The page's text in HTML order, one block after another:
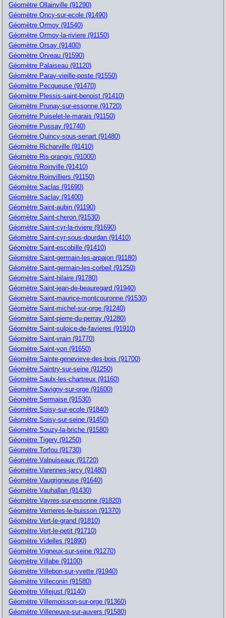
Géomètre Ollainville (91290)
Géomètre Oncy-sur-ecole (91490)
Géomètre Ormoy (91540)
Géomètre Ormoy-la-riviere (91150)
Géomètre Orsay (91400)
Géomètre Orveau (91590)
Géomètre Palaiseau (91120)
Géomètre Paray-vieille-poste (91550)
Géomètre Pecqueuse (91470)
Géomètre Plessis-saint-benoist (91410)
Géomètre Prunay-sur-essonne (91720)
Géomètre Puiselet-le-marais (91150)
Géomètre Pussay (91740)
Géomètre Quincy-sous-senart (91480)
Géomètre Richarville (91410)
Géomètre Ris-orangis (91000)
Géomètre Roinville (91410)
Géomètre Roinvilliers (91150)
Géomètre Saclas (91690)
Géomètre Saclay (91400)
Géomètre Saint-aubin (91190)
Géomètre Saint-cheron (91530)
Géomètre Saint-cyr-la-riviere (91690)
Géomètre Saint-cyr-sous-dourdan (91410)
Géomètre Saint-escobille (91410)
Géomètre Saint-germain-les-arpajon (91180)
Géomètre Saint-germain-les-corbeil (91250)
Géomètre Saint-hilaire (91780)
Géomètre Saint-jean-de-beauregard (91940)
Géomètre Saint-maurice-montcouronne (91530)
Géomètre Saint-michel-sur-orge (91240)
Géomètre Saint-pierre-du-perray (91280)
Géomètre Saint-sulpice-de-favieres (91910)
Géomètre Saint-vrain (91770)
Géomètre Saint-yon (91650)
Géomètre Sainte-genevieve-des-bois (91700)
Géomètre Saintry-sur-seine (91250)
Géomètre Saulx-les-chartreux (91160)
Géomètre Savigny-sur-orge (91600)
Géomètre Sermaise (91530)
Géomètre Soisy-sur-ecole (91840)
Géomètre Soisy-sur-seine (91450)
Géomètre Souzy-la-briche (91580)
Géomètre Tigery (91250)
Géomètre Torfou (91730)
Géomètre Valpuiseaux (91720)
Géomètre Varennes-jarcy (91480)
Géomètre Vaugrigneuse (91640)
Géomètre Vauhallan (91430)
Géomètre Vayres-sur-essonne (91820)
Géomètre Verrieres-le-buisson (91370)
Géomètre Vert-le-grand (91810)
Géomètre Vert-le-petit (91710)
Géomètre Videlles (91890)
Géomètre Vigneux-sur-seine (91270)
Géomètre Villabe (91100)
Géomètre Villebon-sur-yvette (91940)
Géomètre Villeconin (91580)
Géomètre Villejust (91140)
Géomètre Villemoisson-sur-orge (91360)
Géomètre Villeneuve-sur-auvers (91580)